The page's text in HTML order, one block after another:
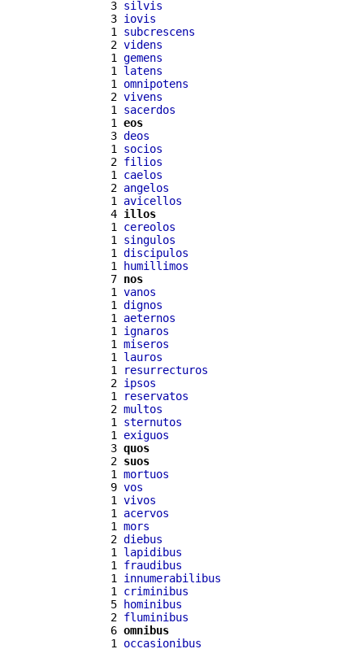
  3
silvis
  3
iovis
  1
subcrescens
  2
videns
  1
gemens
  1
latens
  1
omnipotens
  2
vivens
  1
sacerdos
  1
eos
  3
deos
  1
socios
  2
filios
  1
caelos
  2
angelos
  1
avicellos
  4
illos
  1
cereolos
  1
singulos
  1
discipulos
  1
humillimos
  7
nos
  1
vanos
  1
dignos
  1
aeternos
  1
ignaros
  1
miseros
  1
lauros
  1
resurrecturos
  2
ipsos
  1
reservatos
  2
multos
  1
sternutos
  1
exiguos
  3
quos
  2
suos
  1
mortuos
  9
vos
  1
vivos
  1
acervos
  1
mors
  2
diebus
  1
lapidibus
  1
fraudibus
  1
innumerabilibus
  1
criminibus
  5
hominibus
  2
fluminibus
  6
omnibus
  1
occasionibus